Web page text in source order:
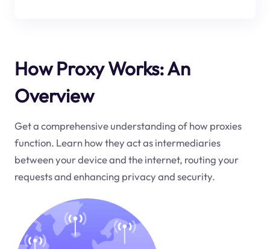
How Proxy Works: An
Overview
Get a comprehensive understanding of how proxies
function. Learn how they act as intermediaries
between your device and the internet, routing your
requests and enhancing privacy and security.